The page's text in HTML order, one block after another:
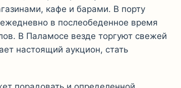
кафе и барами. В порту
в послеобеденное время
В Паламосе везде торгуют свежей
настоящий аукцион, стать